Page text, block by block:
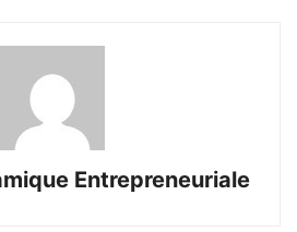
Entrepreneuriale